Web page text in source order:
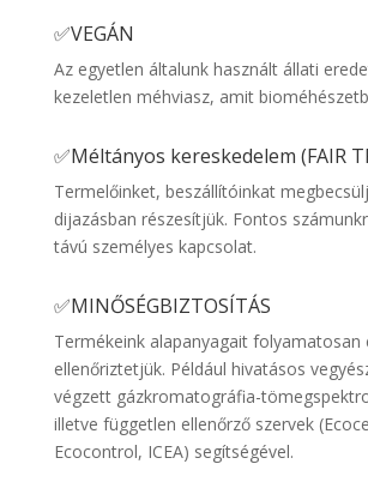
✅VEGÁN
Az egyetlen általunk használt állati
kezeletlen méhviasz, amit
✅Méltányos kereskedelem (FAIR
Termelőinket, beszállítóinkat
dijazásban részesítjük. Fontos
távú személyes kapcsolat.
✅MINŐSÉGBIZTOSÍTÁS
Termékeink alapanyagait folyamatosan
ellenőriztetjük. Például hivatásos
végzett gázkromatográfia-
illetve független ellenőrző szervek
Ecocontrol, ICEA) segítségével.